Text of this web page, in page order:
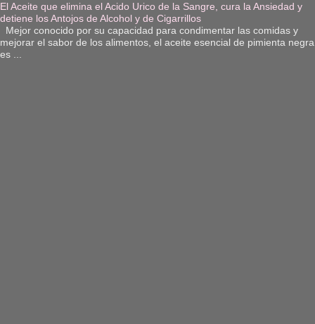
El Aceite que elimina el Acido Urico de la Sangre, cura la Ansiedad y
detiene los Antojos de Alcohol y de Cigarrillos
Mejor conocido por su capacidad para condimentar las comidas y
mejorar el sabor de los alimentos, el aceite esencial de pimienta negra
es ...